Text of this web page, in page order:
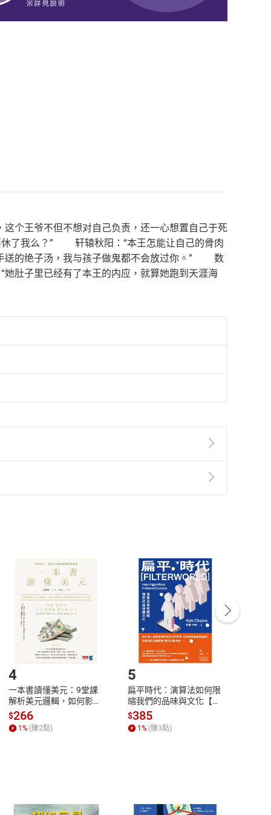
个王爷不但不想对自己负责，还一心想置自己于死
了我么？” 轩辕秋阳：“本王怎能让自己的骨肉
送的绝子汤，我与孩子做鬼都不会放过你。” 数
子里已经有了本王的内应，就算她跑到天涯海
第2條第5款之規定，「非以有形媒介提供之數位
點選「瀏覽訂單明細」 「申請取消訂單/退
貨。
付款方式
Payment
完成訂單
Complete
號，下載書籍後看書
4
一本書讀懂美元：9堂課
解析美元邏輯，如何影響
全球經濟和每個人的投資
【電子書】
$266
1% (賺2點)
5
扁平時代：演算法如何限
縮我們的品味與文化【電
子書】
$385
1% (賺3點)